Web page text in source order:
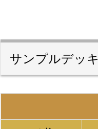
サンプルデッ